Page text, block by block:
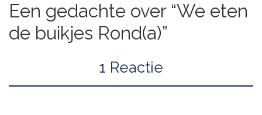
Een gedachte over “We eten
de buikjes Rond(a)”
1 Reactie